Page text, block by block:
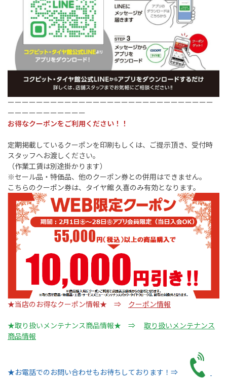
ーーーーーーーーーーーーーーーーーーーーーーーーーーーーー
ーーーーーーーーーーー
お得なクーポンをご利用ください！！
定期掲載しているクーポンを印刷もしくは、ご提示頂き、受付時
スタッフへお渡しください。
（作業工賃は別途掛かります）
※セール品・特価品、他のクーポン券との併用はできません。
こちらのクーポン券は、タイヤ館 久喜のみ有効となります。
★当店のお得なクーポン情報★ ⇒ クーポン情報
★取り扱いメンテナンス商品情報★ ⇒
取り扱いメンテナンス
商品情報
★お電話でのお問い合わせもお待ちしております！⇒